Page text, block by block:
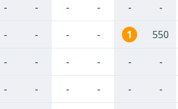
- - - - - -
- - - - 1 550
- - - - - -
- - - - - -